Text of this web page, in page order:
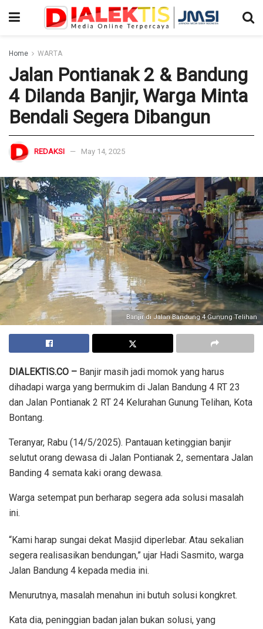
Home WARTA
Jalan Pontianak 2 & Bandung
4 Dilanda Banjir, Warga Minta
Bendali Segera Dibangun
REDAKSI May 14, 2025
Banjir di Jalan Bandung 4 Gunung Telihan
DIALEKTIS.CO – Banjir masih jadi momok yang harus
dihadapi warga yang bermukim di Jalan Bandung 4 RT 23
dan Jalan Pontianak 2 RT 24 Kelurahan Gunung Telihan, Kota
Bontang.
Teranyar, Rabu (14/5/2025). Pantauan ketinggian banjir
selutut orang dewasa di Jalan Pontianak 2, sementara Jalan
Banding 4 semata kaki orang dewasa.
Warga setempat pun berharap segera ada solusi masalah
ini.
“Kami harap sungai dekat Masjid diperlebar. Atau sekalian
segera realisasikan bendungan,” ujar Hadi Sasmito, warga
Jalan Bandung 4 kepada media ini.
Menurutnya, masalah menahun ini butuh solusi kongkret.
Kata dia, peninggian badan jalan bukan solusi, yang